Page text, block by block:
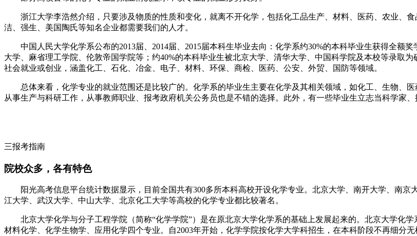
浙江大学李浩然介绍，只要涉及物质的性质和变化，就离不开化学，包括化工品生产、材料、医药、农业、
洁、强生、美国陶氏等知名企业都需要我们的人才。
中国人民大学化学系公布的2013届、2014届、2015届本科生毕业去向：化学系约30%的本科毕业生获得全额
大学、麻省理工学院、伦敦帝国学院等；约40%的本科毕业生被北京大学、清华大学、中国科学院及本校等录取
社会就业或创业，涵盖化工、石化、冶金、电子、材料、环保、商检、医药、公安、外贸、国防等领域。
总体来看，化学专业的就业范围还是比较广的。化学系的毕业生主要在化学及其相关领域，如化工、生物、
从事生产与科研工作，从事教师职业、报考政府机关公务员也是不错的选择。此外，有一些毕业生立志当科学家
三报考指南
院校众多，各有特色
阳光高考信息平台统计数据显示，目前全国共有300多所本科高校开设化学专业。北京大学、南开大学、南
江大学、武汉大学、中山大学、北京化工大学等高校的化学专业都比较著名。
北京大学化学与分子工程学院（简称“化学学院”）是在原北京大学化学系的基础上发展起来的。北京大学化
材料化学、化学生物学、应用化学四个专业。自2003年开始，化学学院按化学大学科招生，在本科阶段不再细分